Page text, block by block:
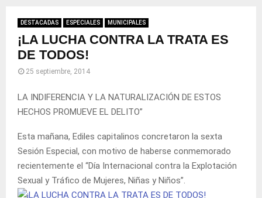
DESTACADAS ESPECIALES MUNICIPALES
¡LA LUCHA CONTRA LA TRATA ES
DE TODOS!
25 septiembre, 2014
LA INDIFERENCIA Y LA NATURALIZACIÓN DE ESTOS
HECHOS PROMUEVE EL DELITO”
Esta mañana, Ediles capitalinos concretaron la sexta
Sesión Especial, con motivo de haberse conmemorado
recientemente el “Día Internacional contra la Explotación
Sexual y Tráfico de Mujeres, Niñas y Niños”.